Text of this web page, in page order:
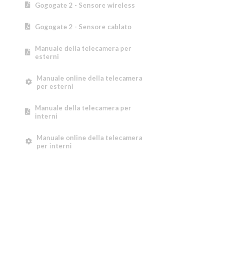
Gogogate 2 - Sensore wireless
Gogogate 2 - Sensore cablato
Manuale della telecamera per
esterni
Manuale online della telecamera
per esterni
Manuale della telecamera per
interni
Manuale online della telecamera
per interni